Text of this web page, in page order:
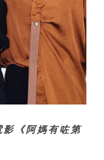
影《阿媽有咗第